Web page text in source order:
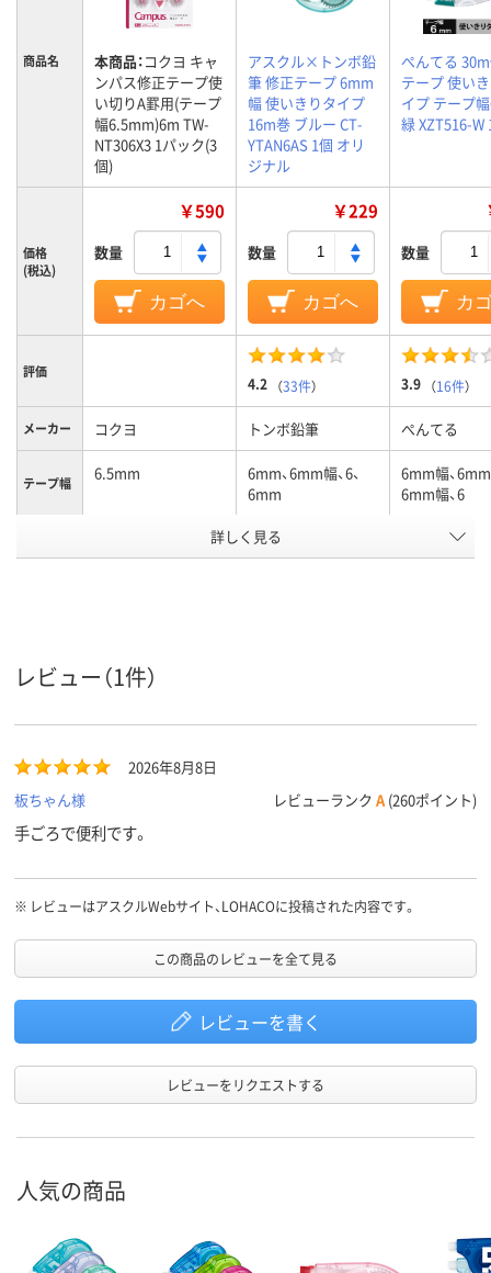
商品名 本商品：コクヨ キャ
ンパス修正テープ使
い切りA罫用(テープ
幅6.5mm)6m TW-
NT306X3 1パック(3
個)
アスクル×トンボ鉛
筆 修正テープ 6mm
幅 使いきりタイプ
16m巻 ブルー CT-
YTAN6AS 1個 オリ
ジナル
ぺんてる
テープ 使い
イプ テープ
緑 XZT516-W
価格
(税込)
￥590
数量
カゴへ
￥229
数量
カゴへ
数量
カ
評価
4.2 （33件） 3.9 （16件）
メーカー コクヨ トンボ鉛筆 ぺんてる
テープ幅 6.5mm
6mm、6mm幅、6、
6mm
6mm幅、6mm
6mm幅、6
使い切り 使い切り
アスクル
詳しく見る
レビュー（1件）
2026年8月8日
板ちゃん様
レビューランク A (260ポイント)
手ごろで便利です。
※ レビューはアスクルWebサイト、LOHACOに投稿された内容です。
この商品のレビューを全て見る
レビューを書く
レビューをリクエストする
人気の商品